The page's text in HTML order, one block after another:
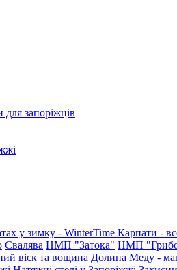
запоріжців
у зимку - WinterTime Карпати -
Свалява НМП "Затока" НМП
віск та вощина Долина Меду -